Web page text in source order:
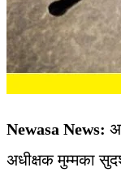
Newasa News:
अधीक्षक मुम्मका